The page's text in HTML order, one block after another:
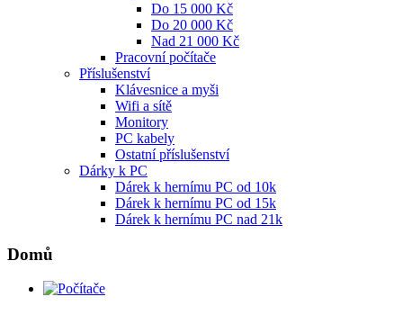
Do 15 000 Kč
Do 20 000 Kč
Nad 21 000 Kč
Pracovní počítače
Příslušenství
Klávesnice a myši
Wifi a sítě
Monitory
PC kabely
Ostatní příslušenství
Dárky k PC
Dárek k hernímu PC od 10k
Dárek k hernímu PC od 15k
Dárek k hernímu PC nad 21k
Domů